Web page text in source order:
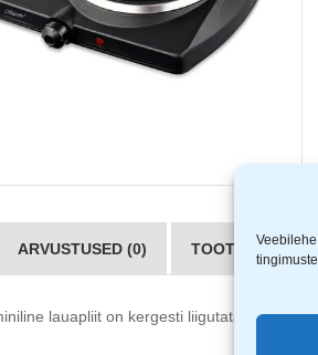
ARVUSTUSED (0) TOOTJAD (1)
lauapliit on kergesti liigutatav ja